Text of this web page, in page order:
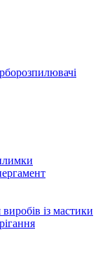
із мастики